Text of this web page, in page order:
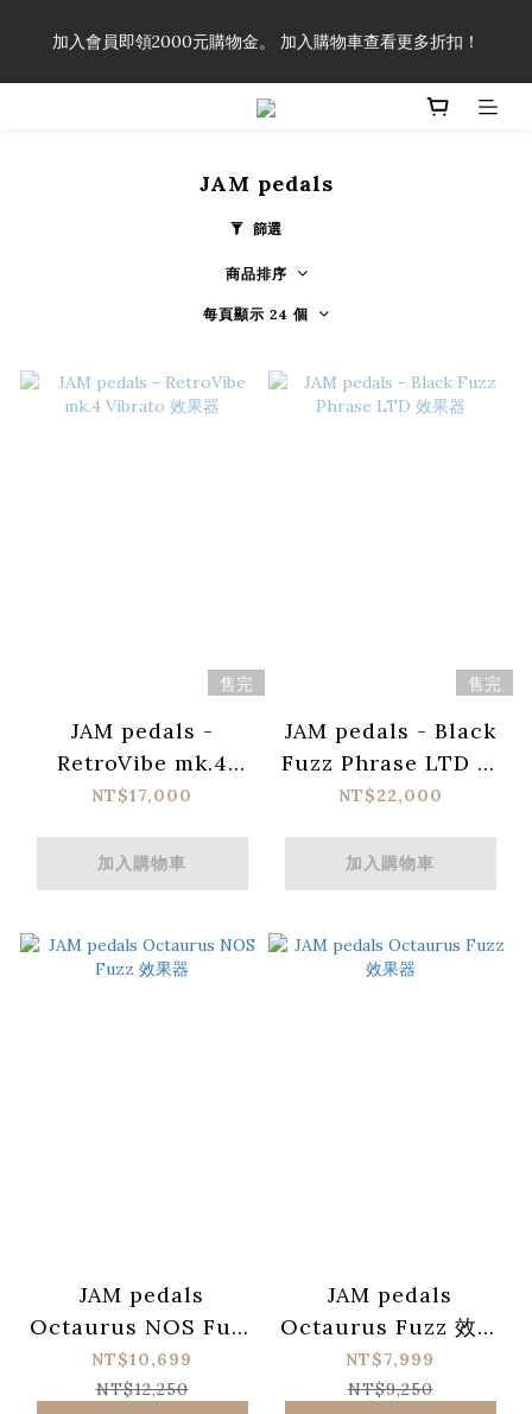
享有弦線、配件終生89折優惠！
加入會員即領2000元購物金。 加入購物車查看更多折扣！
「一生弦命！」單筆購買弦線、配件滿$999（不含運費），即可
JAM pedals
篩選
商品排序
每頁顯示 24 個
售完
JAM pedals -
RetroVibe mk.4
Vibrato 效果器
NT$17,000
加入購物車
售完
JAM pedals - Black
Fuzz Phrase LTD 效
果器
NT$22,000
加入購物車
JAM pedals
Octaurus NOS Fuzz
效果器
NT$10,699
NT$12,250
JAM pedals
Octaurus Fuzz 效果
器
NT$7,999
NT$9,250